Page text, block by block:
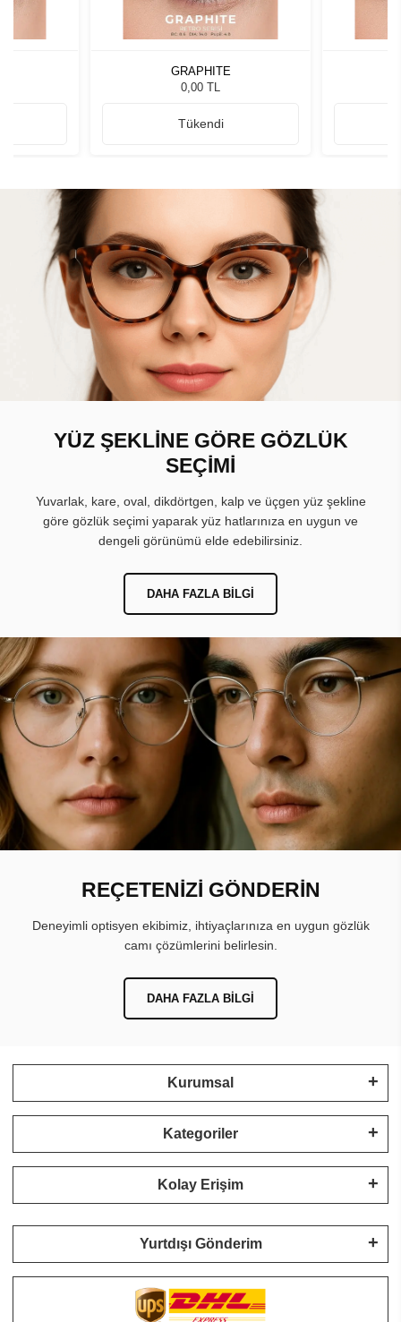
GRAPHITE
0,00 TL
Tükendi
YÜZ ŞEKLİNE GÖRE GÖZLÜK
SEÇİMİ
Yuvarlak, kare, oval, dikdörtgen, kalp ve üçgen yüz şekline
göre gözlük seçimi yaparak yüz hatlarınıza en uygun ve
dengeli görünümü elde edebilirsiniz.
DAHA FAZLA BILGI
REÇETENİZİ GÖNDERİN
Deneyimli optisyen ekibimiz, ihtiyaçlarınıza en uygun gözlük
camı çözümlerini belirlesin.
DAHA FAZLA BILGI
Kurumsal
Kategoriler
Kolay Erişim
Yurtdışı Gönderim